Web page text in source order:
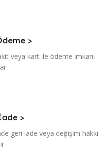
>
veya kart ile ödeme imkanı
>
geri iade veya değişim hakkı